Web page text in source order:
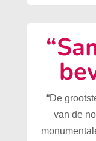
“De
van de